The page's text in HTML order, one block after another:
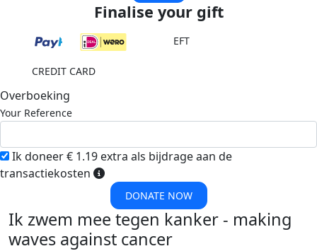
Finalise your gift
EFT
CREDIT CARD
Overboeking
Your Reference
Ik doneer € 1.19 extra als bijdrage aan de
transactiekosten
DONATE NOW
Ik zwem mee tegen kanker - making
waves against cancer